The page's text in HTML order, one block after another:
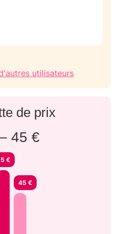
utilisateurs
de prix
45 €
€
45 €